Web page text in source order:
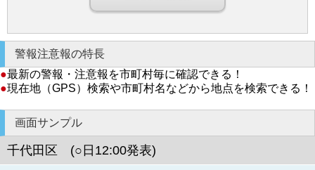
警報注意報の特長
●最新の警報・注意報を市町村毎に確認できる！
●現在地（GPS）検索や市町村名などから地点を検索できる！
画面サンプル
千代田区 (○日12:00発表)